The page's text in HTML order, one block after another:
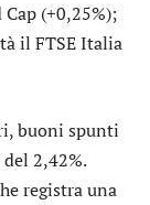
(+0,25%);
il FTSE Italia
buoni spunti
2,42%.
registra una